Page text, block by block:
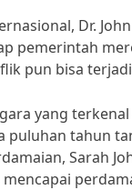
Dr.
pemerintah
pun bisa
yang
puluhan tahun
Sarah